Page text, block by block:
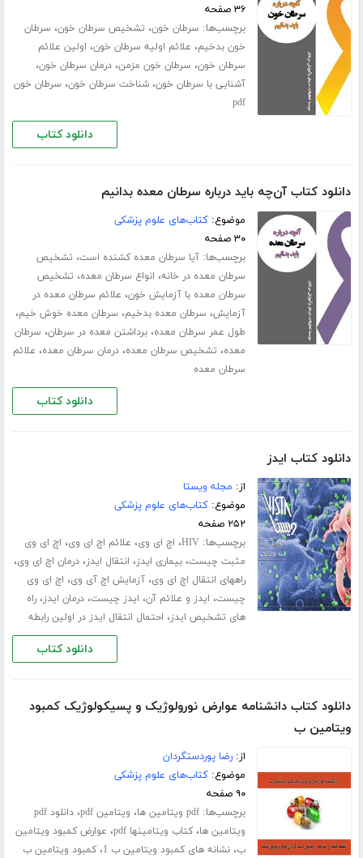
۳۶ صفحه
برچسب‌ها: سرطان خون، تشخیص سرطان خون، سرطان
خون بدخیم، علائم اولیه سرطان خون، اولین علائم
سرطان خون، سرطان خون مزمن،درمان سرطان خون،
آشنایی با سرطان خون،شناخت سرطان خون، سرطان خون
pdf
دانلود کتاب
دانلود کتاب آن‌چه باید درباره سرطان معده بدانیم
موضوع:کتاب‌های علوم پزشکی
۳۰ صفحه
برچسب‌ها:آیا سرطان معده کشنده است، تشخیص
‌‌سرطان معده در خانه، انواع سرطان معده، تشخیص
سرطان معده با آزمایش خون، علائم سرطان معده در
آزمایش، سرطان معده بدخیم، سرطان معده خوش خیم،
طول عمر سرطان معده،برداشتن معده در سرطان، سرطان
معده، تشخیص سرطان معده،درمان سرطان معده، علائم
سرطان معده
دانلود کتاب
دانلود کتاب ایدز
از: مجله ویستا
موضوع:کتاب‌های علوم پزشکی
۲۵۲ صفحه
برچسب‌ها:HIV، اچ ای وی، علائم اچ ای وی، اچ ای وی
مثبت چیست،بیماری ایدز، انتقال ایدز،درمان اچ ای وی،
راههای انتقال اچ ای وی،آزمایش اچ آی وی، اچ ای وی
چیست، ایدز و علائم آن، ایدز چیست،درمان ایدز،راه
های تشخیص ایدز، احتمال انتقال ایدز در اولین رابطه
دانلود کتاب
دانلود کتاب دانشنامه عوارض نورولوژیک و پسیکولوژیک کمبود
ویتامین ب
از:رضا پوردستگردان
موضوع:کتاب‌های علوم پزشکی
۹۰ صفحه
برچسب‌ها:pdf ویتامین ها ، ویتامین pdf ،
دانلود pdf
ویتامین ها،کتاب ویتامینها pdf ، عوارض کمبود ویتامین
ب،نشانه های کمبود ویتامین ب 1 ،کمبود ویتامین ب